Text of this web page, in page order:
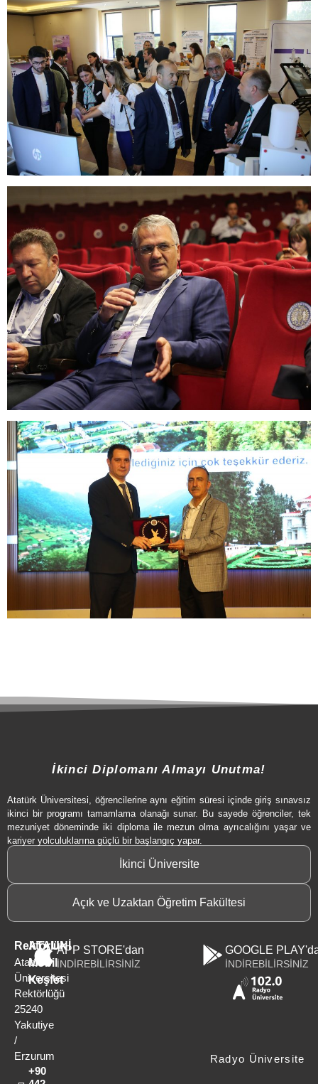
İkinci Diplomanı Almayı Unutma!
Atatürk Üniversitesi, öğrencilerine aynı eğitim süresi içinde giriş sınavsız
ikinci bir programı tamamlama olanağı sunar. Bu sayede öğrenciler, tek
mezuniyet döneminde iki diploma ile mezun olma ayrıcalığını yaşar ve
kariyer yolculuklarına güçlü bir başlangıç yapar.
İkinci Üniversite
Açık ve Uzaktan Öğretim Fakültesi
Rektörlük
Atatürk
Üniversitesi
Rektörlüğü
25240
Yakutiye
/
Erzurum
+90
ATAUNİ
Mobil
Keşfet
APP STORE'dan
İNDİREBİLİRSİNİZ
GOOGLE
İNDİREBİLİRSİNİZ
Radyo Üniversite